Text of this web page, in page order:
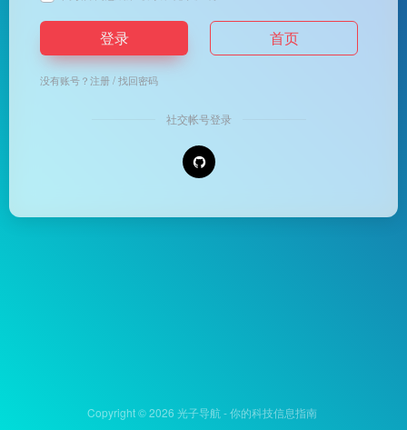
登录 首页
没有账号？注册/找回密码
社交帐号登录
Copyright © 2026 光子导航 - 你的科技信息指南